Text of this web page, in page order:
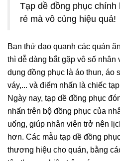
Tạp dề đồng phục chính
rẻ mà vô cùng hiệu quả!
Bạn thử dạo quanh các quán
thì dễ dàng bắt gặp vô số nhân
dụng đồng phục là áo thun, áo
váy,... và điểm nhấn là chiếc
Ngày nay, tạp dề đồng phục
nhấn trên bộ đồng phục của
uống, giúp nhân viên trở nên
hơn. Các mẫu tạp dề đồng
thương hiệu cho quán, bằng